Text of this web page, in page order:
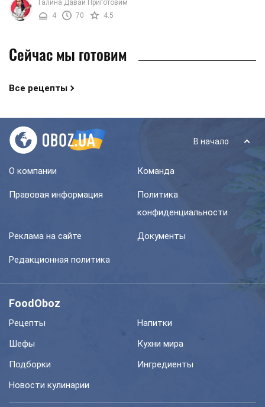
Галина Давай Приготовим
4
70 4.5
Сейчас мы готовим
Все рецепты
В начало
О компании Команда
Правовая информация
Политика
конфиденциальности
Реклама на сайте Документы
Редакционная политика
FoodOboz
Рецепты
Напитки
Шефы
Кухни мира
Подборки
Ингредиенты
Новости кулинарии